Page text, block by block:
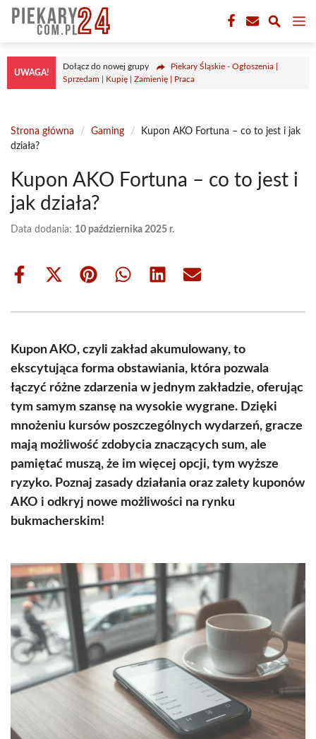
Przejdź
treści
UWAGA!
Dołącz do nowej grupy
Piekary Śląskie - Ogłoszenia |
Sprzedam | Kupię | Zamienię | Praca
Strona główna / Gaming /
Kupon AKO Fortuna – co to jest i jak
działa?
Kupon AKO Fortuna – co to jest i
jak działa?
Data dodania: 10 października 2025 r.
Share
Share
(Twitter)
Share Share Share Share
Kupon AKO, czyli zakład akumulowany, to
ekscytująca forma obstawiania, która pozwala
łączyć różne zdarzenia w jednym zakładzie, oferując
tym samym szansę na wysokie wygrane. Dzięki
mnożeniu kursów poszczególnych wydarzeń, gracze
mają możliwość zdobycia znaczących sum, ale
pamiętać muszą, że im więcej opcji, tym wyższe
ryzyko. Poznaj zasady działania oraz zalety kuponów
AKO i odkryj nowe możliwości na rynku
bukmacherskim!